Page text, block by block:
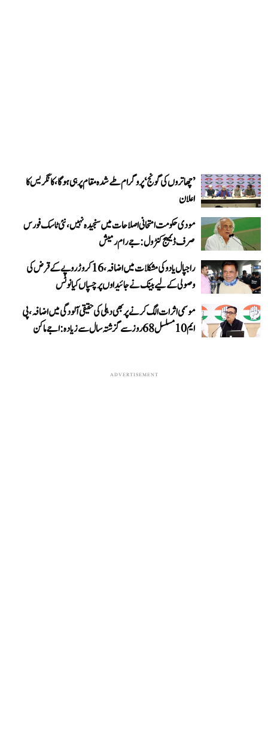
’چھاتروں کی گونج‘ پروگرام طے شدہ مقام پر ہی ہوگا، کانگریس کا
اعلان
مودی حکومت امتحانی اصلاحات میں سنجیدہ نہیں، نئی ٹاسک فورس
صرف ڈیمیج کنٹرول: جے رام رمیش
راجپال یادو کی مشکلات میں اضافہ، 16 کروڑ روپے کے قرض کی
وصولی کے لیے بینک نے جائیداوں پر چسپاں کیا نوٹس
موسمی اثرات الگ کرنے پر بھی دہلی کی حقیقی آلودگی میں اضافہ، پی
ایم 10 مسلسل 68 روز سے گزشتہ سال سے زیادہ: اجے ماکن
ADVERTISEMENT